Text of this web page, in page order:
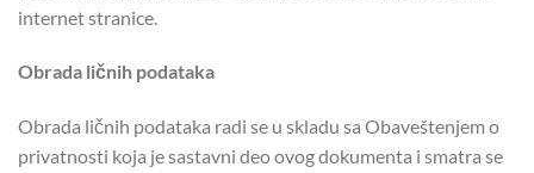
internet stranice.
Obrada ličnih podataka
Obrada ličnih podataka radi se u skladu sa Obaveštenjem o
privatnosti koja je sastavni deo ovog dokumenta i smatra se